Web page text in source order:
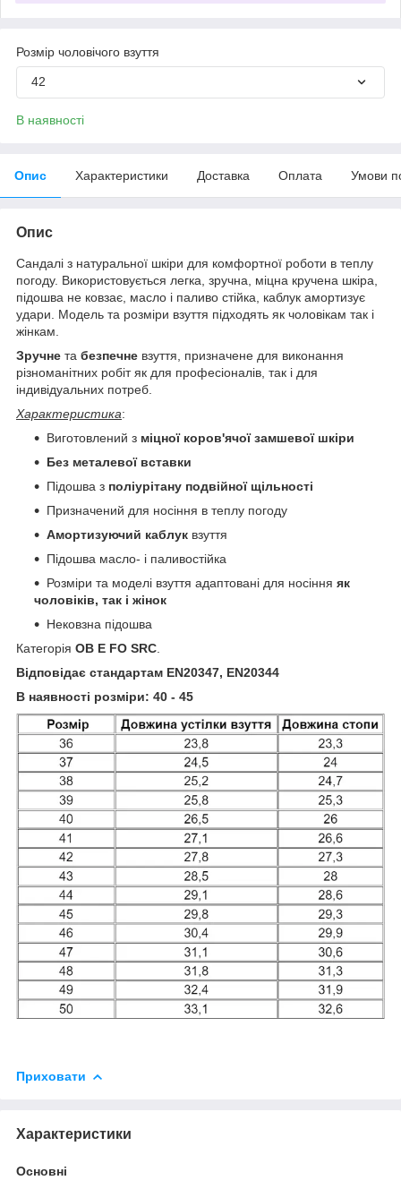
Розмір чоловічого взуття
42
В наявності
Опис Характеристики Доставка Оплата Умови
Опис
Сандалі з натуральної шкіри для комфортної роботи в теплу
погоду. Використовується легка, зручна, міцна кручена шкіра,
підошва не ковзає, масло і паливо стійка, каблук амортизує
удари. Модель та розміри взуття підходять як чоловікам так і
жінкам.
Зручне та безпечне взуття, призначене для виконання
різноманітних робіт як для професіоналів, так і для
індивідуальних потреб.
Характеристика:
Виготовлений з міцної коров'ячої замшевої шкіри
Без металевої вставки
Підошва з поліурітану подвійної щільності
Призначений для носіння в теплу погоду
Амортизуючий каблук взуття
Підошва масло- і паливостійка
Розміри та моделі взуття адаптовані для носіння як
чоловіків, так і жінок
Нековзна підошва
Категорія OB E FO SRC
Відповідає стандартам EN20347, EN20344
В наявності розміри: 40 - 45
Приховати
Характеристики
Основні